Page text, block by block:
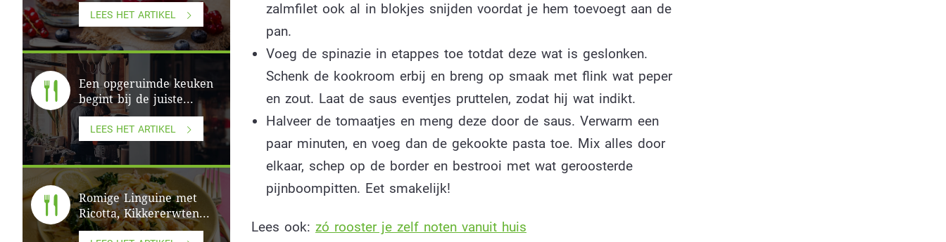
LEES HET ARTIKEL
Een opgeruimde keuken
begint bij de juiste...
LEES HET ARTIKEL
Romige Linguine met
Ricotta, Kikkererwten...
zalmfilet ook al in blokjes snijden voordat je hem toevoegt aan de
pan.
Voeg de spinazie in etappes toe totdat deze wat is geslonken.
Schenk de kookroom erbij en breng op smaak met flink wat peper
en zout. Laat de saus eventjes pruttelen, zodat hij wat indikt.
Halveer de tomaatjes en meng deze door de saus. Verwarm een
paar minuten, en voeg dan de gekookte pasta toe. Mix alles door
elkaar, schep op de border en bestrooi met wat geroosterde
pijnboompitten. Eet smakelijk!
Lees ook: zó rooster je zelf noten vanuit huis